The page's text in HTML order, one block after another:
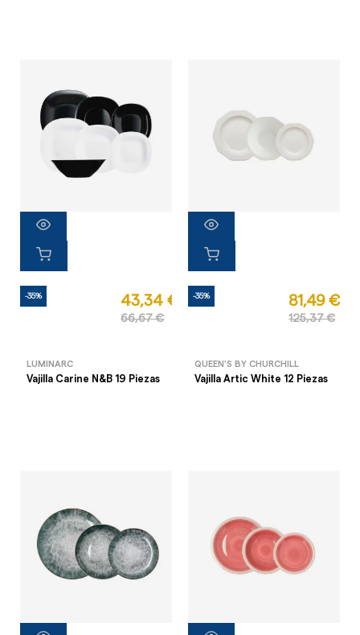
-35% 43,34 €
66,67 €
LUMINARC
Vajilla Carine N&B 19 Piezas
-35% 81,49 €
125,37 €
QUEEN'S BY CHURCHILL
Vajilla Artic White 12 Piezas